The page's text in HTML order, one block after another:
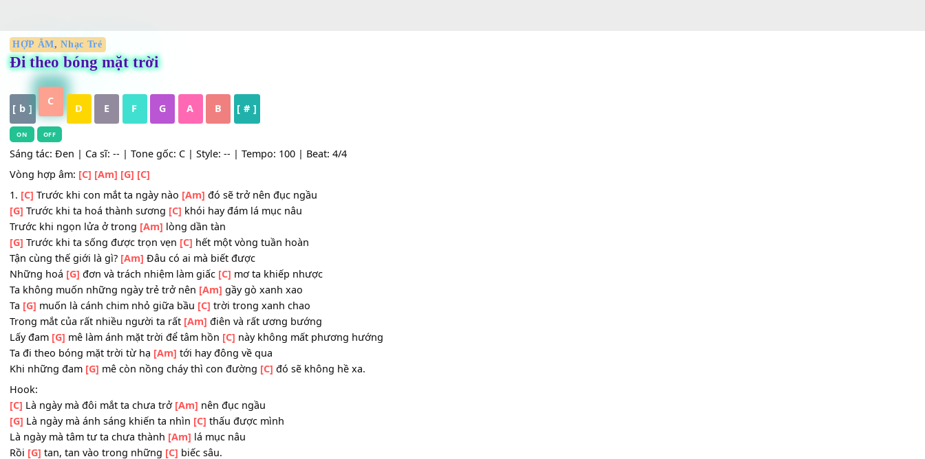
Đi theo bóng mặt trời
[ b ]
C
D E F G A B [ # ]
Sáng tác: Đen | Ca sĩ: -- | Tone gốc: C | Style: -- | Tempo: 100 | Beat: 4/4
Vòng hợp âm:[C] [Am] [G] [C]
1.[C]Trước khi con mắt ta ngày nào[Am]đó sẽ trở nên đục ngầu
[G]Trước khi ta hoá thành sương khói hay đám lá mục nâu
Trước khi ngọn lửa ở trong[Am]lòng dần tàn
[G]Trước khi ta sống được trọn vẹn[C]hết một vòng tuần hoàn
Tận cùng thế giới là gì?[Am]Đâu có ai mà biết được
Những hoá[G]đơn và trách nhiệm làm giấc[C]mơ ta khiếp nhược
Ta không muốn những ngày trẻ trở nên[Am]gầy gò xanh xao
Ta [G]muốn là cánh chim nhỏ giữa bầu[C]trời trong xanh chao
Trong mắt của rất nhiều người ta rất
Lấy đam[G]mê làm ánh mặt trời để tâm hồn[C]này không mất phương hướng
Ta đi theo bóng mặt trời từ hạ[Am]tới hay đông về qua
Khi những đam[G] mê còn nồng cháy thì con đường